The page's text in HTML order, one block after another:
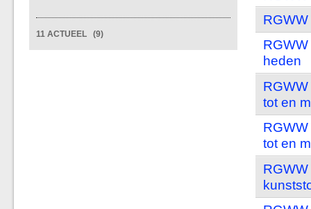
11 ACTUEEL (9)
heden
tot en
tot en